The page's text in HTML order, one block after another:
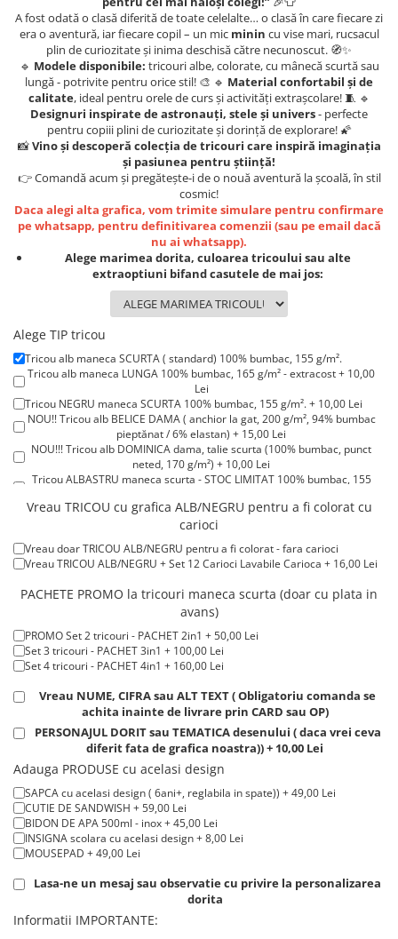
Lenjerii de pat pentru copii
Cadouri Cuplu
Fashion
Pijamale de CRACIUN
Pijamale de dama
Pijamale de barbati
Halate si capoate
Pijamale
Halate si pijamale Family
Seturi elegante femei
Pijamale BIG SIZE femei
Cadouri ocazii speciale
Tricouri de craciun
Tricouri de cuplu Valentine's Day
Valentine's Day
Cadouri pentru Bunici
Cadouri pentru Nasi si Fini
Cadouri Craciun
Cadouri pentru profesori sau absolventi
Cadouri Back to school
Cadouri de Paște
8 Martie
Cadouri pentru CUPLU El & Ea
Cadouri Iubitori de animale
Cadouri GRAVIDE
Cadouri pentru sportivi
Cadouri Pensionare
Cadouri Colegi, sefi sau angajati
Cadouri pentru Doctori
Cadouri pentru Sfânta Maria
Martisoare
A fost odată o clasă diferită de toate celelalte… o clasă în care fiecare zi
era o aventură, iar fiecare copil – un mic minin cu vise mari, rucsacul
plin de curiozitate și inima deschisă către necunoscut. 🧭✨
🔹 Modele disponibile: tricouri albe, colorate, cu mânecă scurtă sau
lungă - potrivite pentru orice stil! 🎨 🔹 Material confortabil și de
calitate, ideal pentru orele de curs și activități extrașcolare! 🧵 🔹
Designuri inspirate de astronauți, stele și univers- perfecte
pentru copiii plini de curiozitate și dorință de explorare! 🌠
📸Vino și descoperă colecția de tricouri care inspiră imaginația
și pasiunea pentru știință!
👉 Comandă acum și pregătește-i de o nouă aventură la școală, în stil
cosmic!
Daca alegi alta grafica, vom trimite simulare pentru confirmare
pe whatsapp, pentru definitivarea comenzii (sau pe email dacă
nu ai whatsapp).
Alege marimea dorita, culoarea tricoului sau alte
extraoptiuni bifand casutele de mai jos:
Alege TIP tricou
Tricou alb maneca SCURTA ( standard) 100% bumbac, 155 g/m².
Tricou alb maneca LUNGA 100% bumbac, 165 g/m² - extracost + 10,00
Lei
Tricou NEGRU maneca SCURTA 100% bumbac, 155 g/m². + 10,00 Lei
NOU!! Tricou alb BELICE DAMA ( anchior la gat, 200 g/m², 94% bumbac
pieptănat / 6% elastan) + 15,00 Lei
NOU!!! Tricou alb DOMINICA dama, talie scurta (100% bumbac, punct
neted, 170 g/m²) + 10,00 Lei
Tricou ALBASTRU maneca scurta - STOC LIMITAT 100% bumbac, 155
Tricou ROSU maneca scurta 100% bumbac, 155 g/m². + 15,00 Lei
Tricou POLO alb maneca SCURTA 200-220 g/m² - marimi COPII + 15,00
Tricou POLO alb maneca LUNGA 200-220 g/m² marimi COPII + 20,00
Lei
Tricou ROSU maneca LUNGA ( STOC LIMITAT) 100% bumbac, 165 g/m²
- extracost + 20,00 Lei
Vreau TRICOU cu grafica ALB/NEGRU pentru a fi colorat cu
carioci
Vreau doar TRICOU ALB/NEGRU pentru a fi colorat - fara carioci
Vreau TRICOU ALB/NEGRU + Set 12 Carioci Lavabile Carioca + 16,00 Lei
PACHETE PROMO la tricouri maneca scurta (doar cu plata in
avans)
PROMO Set 2 tricouri - PACHET 2in1 + 50,00 Lei
Set 3 tricouri - PACHET 3in1 + 100,00 Lei
Set 4 tricouri - PACHET 4in1 + 160,00 Lei
Vreau NUME, CIFRA sau ALT TEXT ( Obligatoriu comanda se
achita inainte de livrare prin CARD sau OP)
PERSONAJUL DORIT sau TEMATICA desenului ( daca vrei ceva
diferit fata de grafica noastra)) + 10,00 Lei
Adauga PRODUSE cu acelasi design
SAPCA cu acelasi design ( 6ani+, reglabila in spate)) + 49,00 Lei
CUTIE DE SANDWISH + 59,00 Lei
BIDON DE APA 500ml - inox + 45,00 Lei
INSIGNA scolara cu acelasi design + 8,00 Lei
MOUSEPAD + 49,00 Lei
Lasa-ne un mesaj sau observatie cu privire la personalizarea
dorita
Informatii IMPORTANTE: